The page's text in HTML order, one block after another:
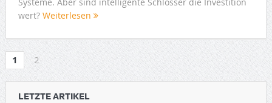
wert? Weiterlesen
1 2
LETZTE ARTIKEL